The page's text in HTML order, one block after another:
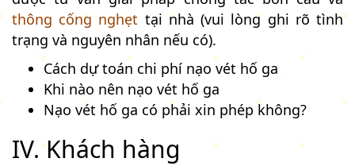
thông cống nghẹt tại nhà (vui lòng ghi rõ tình
trạng và nguyên nhân nếu có).
Cách dự toán chi phí nạo vét hố ga
Khi nào nên nạo vét hố ga
Nạo vét hố ga có phải xin phép không?
IV. Khách hàng